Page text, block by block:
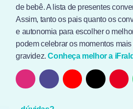
de bebê. A lista de presentes
Assim, tanto os pais quanto os
e autonomia para escolher o
podem celebrar os momentos
gravidez.Conheça melhor a